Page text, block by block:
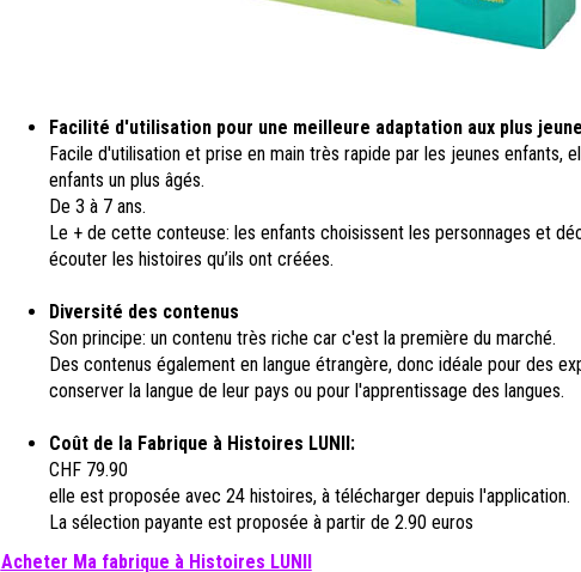
Facilité d'utilisation pour une meilleure adaptation aux plus
Facile d'utilisation et prise en main très rapide par les jeunes enfants,
enfants un plus âgés.
De 3 à 7 ans.
Le + de cette conteuse: les enfants choisissent les personnages et
écouter les histoires qu’ils ont créées.
Diversité des contenus
Son principe: un contenu très riche car c'est la première du marché.
Des contenus également en langue étrangère, donc idéale pour des
conserver la langue de leur pays ou pour l'apprentissage des langues.
Coût de la Fabrique à Histoires LUNII:
CHF 79.90
elle est proposée avec 24 histoires, à télécharger depuis l'application.
La sélection payante est proposée à partir de 2.90 euros
Acheter Ma fabrique à Histoires LUNII